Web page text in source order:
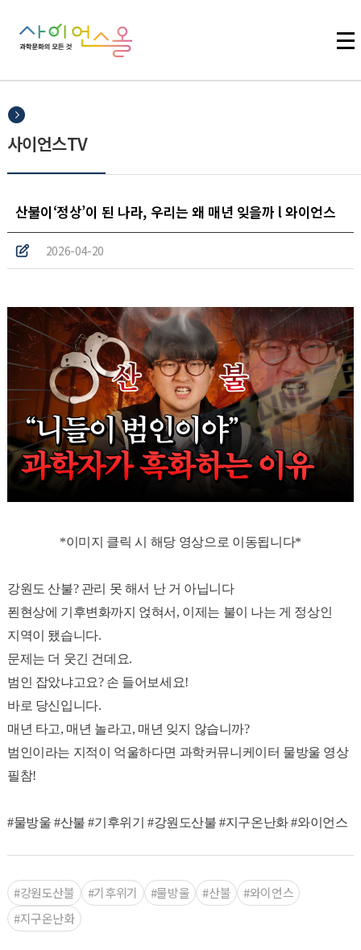
사이언스TV
산불이‘정상’이 된 나라, 우리는 왜 매년 잊을까 l 와이언스
2026-04-20
*이미지 클릭 시 해당 영상으로 이동됩니다*
강원도 산불? 관리 못 해서 난 거 아닙니다
푄현상에 기후변화까지 얹혀서, 이제는 불이 나는 게 정상인
지역이 됐습니다.
문제는 더 웃긴 건데요.
범인 잡았냐고요? 손 들어보세요!
바로 당신입니다.
매년 타고, 매년 놀라고, 매년 잊지 않습니까?
범인이라는 지적이 억울하다면 과학커뮤니케이터 물방울 영상
필참!
#물방울 #산불 #기후위기 #강원도산불 #지구온난화 #와이언스
#강원도산불 #기후위기 #물방울 #산불
#와이언스
#지구온난화